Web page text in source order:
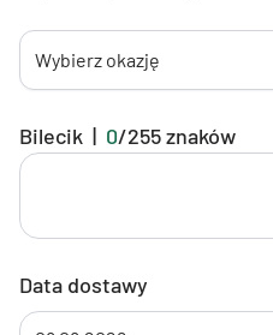
Wybierz okazję
Bilecik | 0/255znaków
Data dostawy